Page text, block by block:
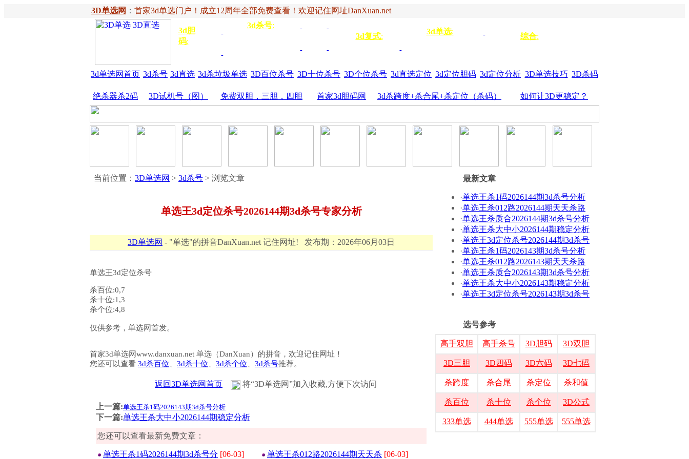
3D单选网 ： 首家3d单选门户！成立12周年全部免费查看！欢迎记住网址DanXuan.net
3d胆
码:
3d杀号:
3d复式:
3d单选:
综合:
3d单选网首页 3d杀号 3d直选 3d杀垃圾单选 3D百位杀号 3D十位杀号 3D个位杀号 3d直选定位 3d定位胆码 3d定位分析 3D单选技巧 3D杀码
绝杀器杀2码 3D试机号（图） 免费双胆，三胆，四胆 首家3d胆码网 3d杀跨度+杀合尾+杀定位（杀码） 如何让3D更稳定？
当前位置： 3D单选网 > 3d杀号 > 浏览文章
单选王3d定位杀号2026144期3d杀号专家分析
3D单选网 - "单选"的拼音DanXuan.net 记住网址! 发布期：2026年06月03日
单选王3d定位杀号
杀百位:0,7
杀十位:1,3
杀个位:4,8
仅供参考，单选网首发。
首家3d单选网www.danxuan.net 单选（DanXuan）的拼音，欢迎记住网址！
您还可以查看 3d杀百位 3d杀十位 3d杀个位 3d杀号推荐。
返回3D单选网首页 将“3D单选网”加入收藏,方便下次访问
上一篇:单选王杀1码2026143期3d杀号分析
下一篇:单选王杀大中小2026144期稳定分析
您还可以查看最新免费文章：
单选王杀1码2026144期3d杀号分 [06-03] 单选王杀012路2026144期天天杀 [06-03]
最新文章
·单选王杀1码2026144期3d杀号分析
·单选王杀012路2026144期天天杀路
·单选王杀质合2026144期3d杀号分析
·单选王杀大中小2026144期稳定分析
·单选王3d定位杀号2026144期3d杀号
·单选王杀1码2026143期3d杀号分析
·单选王杀012路2026143期天天杀路
·单选王杀质合2026143期3d杀号分析
·单选王杀大中小2026143期稳定分析
·单选王3d定位杀号2026143期3d杀号
选号参考
高手双胆 高手杀号 3D胆码 3D双胆
3D三胆 3D四码 3D六码 3D七码
杀跨度 杀合尾 杀定位 杀和值
杀百位 杀十位 杀个位 3D公式
333单选 444单选 555单选 555单选